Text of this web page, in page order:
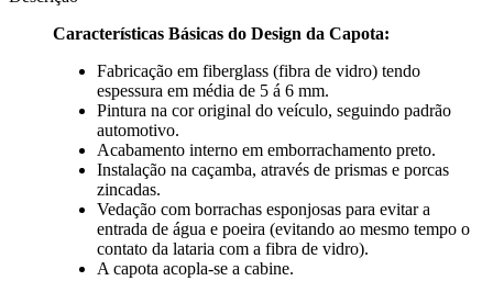
Características Básicas do Design da Capota:
Fabricação em fiberglass (fibra de vidro) tendo
espessura em média de 5 á 6 mm.
Pintura na cor original do veículo, seguindo padrão
automotivo.
Acabamento interno em emborrachamento preto.
Instalação na caçamba, através de prismas e porcas
zincadas.
Vedação com borrachas esponjosas para evitar a
entrada de água e poeira (evitando ao mesmo tempo o
contato da lataria com a fibra de vidro).
A capota acopla-se a cabine.